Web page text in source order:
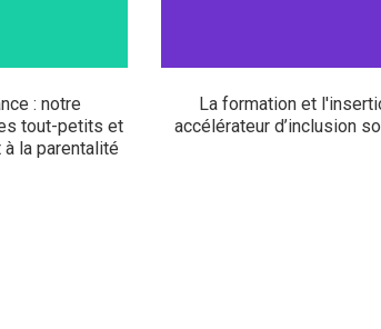
: notre
tout-petits et
à la parentalité
La formation et
accélérateur d’inclusion